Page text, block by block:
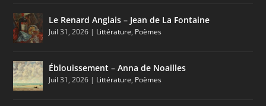
Le Renard Anglais – Jean de La Fontaine
Juil 31, 2026 | Littérature, Poèmes
Éblouissement – Anna de Noailles
Juil 31, 2026 | Littérature, Poèmes